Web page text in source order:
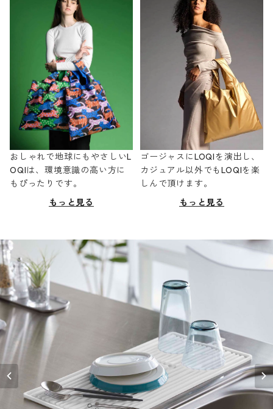
おしゃれで地球にもやさしいL
OQIは、環境意識の高い方に
もぴったりです。
もっと見る
ゴージャスにLOQIを演出し、
カジュアル以外でもLOQIを楽
しんで頂けます。
もっと見る